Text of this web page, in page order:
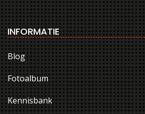
INFORMATIE
Blog
Fotoalbum
Kennisbank